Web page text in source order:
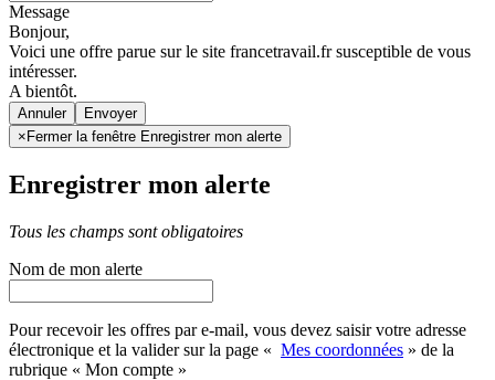
Message
Bonjour,
Voici une offre parue sur le site francetravail.fr susceptible de vous
intéresser.
A bientôt.
Annuler
× Fermer la fenêtre Enregistrer mon alerte
Enregistrer mon alerte
Tous les champs sont obligatoires
Nom de mon alerte
Pour recevoir les offres par e-mail, vous devez saisir votre adresse
électronique et la valider sur la page « Mes coordonnées » de la
rubrique « Mon compte »